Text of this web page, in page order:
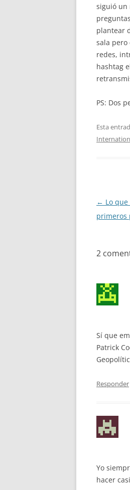
siguió un
plantear
sala pero
redes,
hashtag
PS: Dos
Esta
de
← Lo
primeros
2
Sí que
Patrick
Responder
Yo
hacer